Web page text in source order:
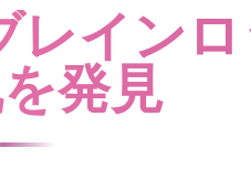
イン
発見